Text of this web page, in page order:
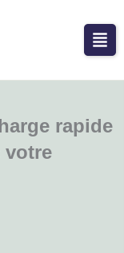
rapide
votre